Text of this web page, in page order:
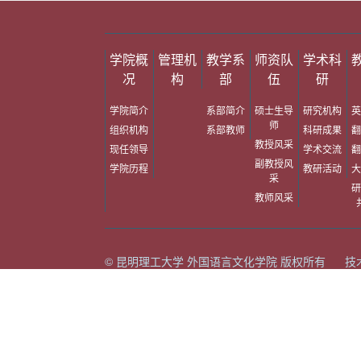
学院概
况
学院简介
组织机构
现任领导
学院历程
管理机
构
教学系
部
系部简介
系部教师
师资队
伍
硕士生导
师
教授风采
副教授风
采
教师风采
学术科
研
研究机构
科研成果
学术交流
教研活动
© 昆明理工大学 外国语言文化学院 版权所有 技